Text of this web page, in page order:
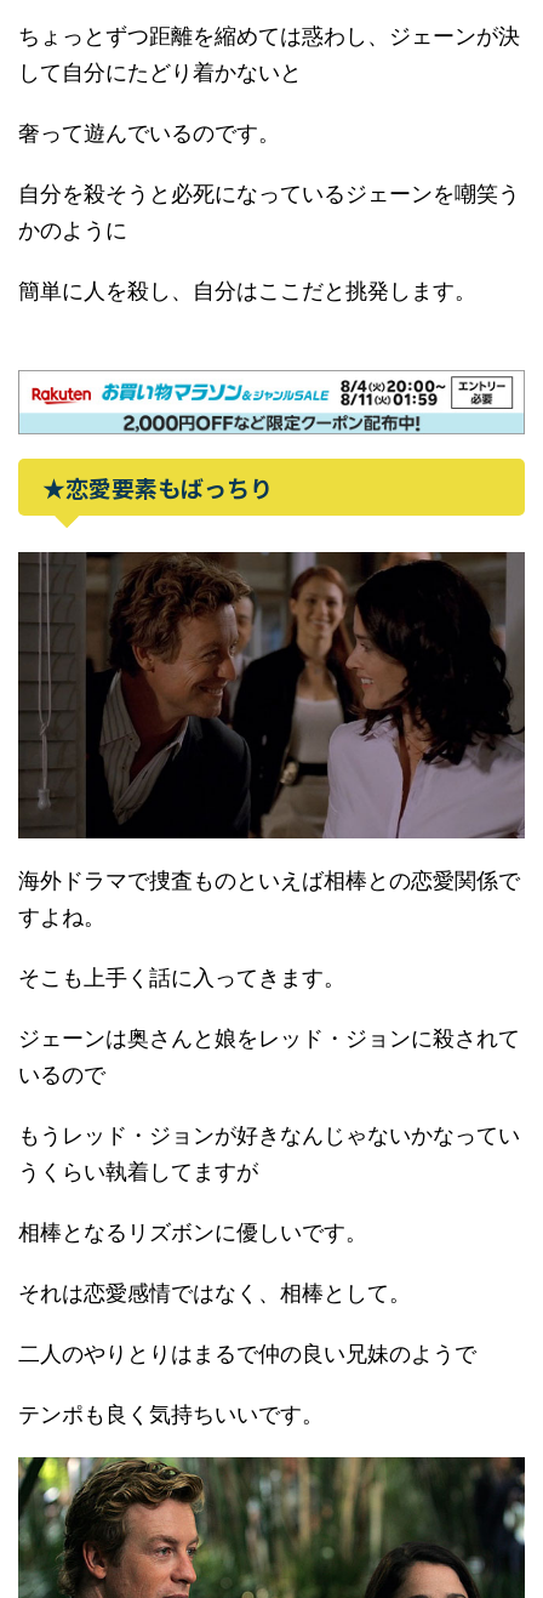
ちょっとずつ距離を縮めては惑わし、ジェーンが決
して自分にたどり着かないと
奢って遊んでいるのです。
自分を殺そうと必死になっているジェーンを嘲笑う
かのように
簡単に人を殺し、自分はここだと挑発します。
★恋愛要素もばっちり
海外ドラマで捜査ものといえば相棒との恋愛関係で
すよね。
そこも上手く話に入ってきます。
ジェーンは奥さんと娘をレッド・ジョンに殺されて
いるので
もうレッド・ジョンが好きなんじゃないかなってい
うくらい執着してますが
相棒となるリズボンに優しいです。
それは恋愛感情ではなく、相棒として。
二人のやりとりはまるで仲の良い兄妹のようで
テンポも良く気持ちいいです。